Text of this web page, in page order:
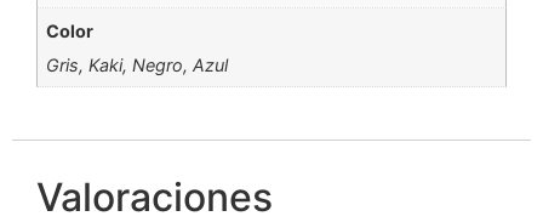
Color
Gris, Kaki, Negro, Azul
Valoraciones